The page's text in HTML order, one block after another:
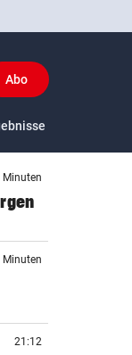
Abo
US-Sport
Minuten
Minuten
21:12